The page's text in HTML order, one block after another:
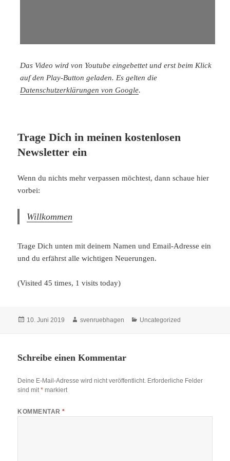
Das Video wird von Youtube eingebettet und erst beim Klick
auf den Play-Button geladen. Es gelten die
Datenschutzerklärungen von Google.
Trage Dich in meinen kostenlosen
Newsletter ein
Wenn du nichts mehr verpassen möchtest, dann schaue hier
vorbei:
Willkommen
Trage Dich unten mit deinem Namen und Email-Adresse ein
und du erfährst alle wichtigen Neuerungen.
(Visited 45 times, 1 visits today)
Veröffentlicht
10. Juni 2019 Autor
svenruebhagen Kategorien
Uncategorized
Schreibe einen Kommentar
Deine E-Mail-Adresse wird nicht veröffentlicht. Erforderliche Felder
sind mit* markiert
KOMMENTAR*